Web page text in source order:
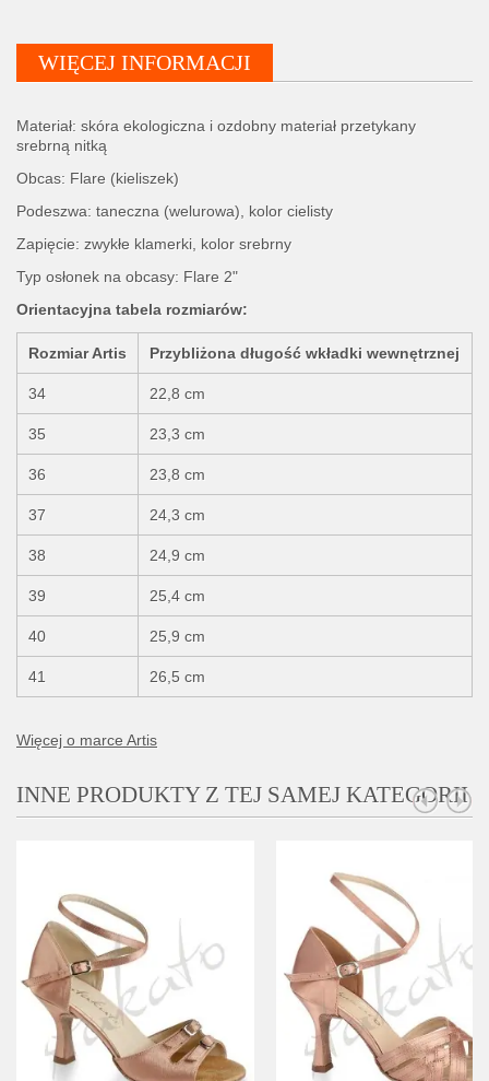
WIĘCEJ INFORMACJI
Materiał: skóra ekologiczna i ozdobny materiał przetykany
srebrną nitką
Obcas: Flare (kieliszek)
Podeszwa: taneczna (welurowa), kolor cielisty
Zapięcie: zwykłe klamerki, kolor srebrny
Typ osłonek na obcasy: Flare 2"
Orientacyjna tabela rozmiarów:
Rozmiar Artis Przybliżona długość wkładki wewnętrznej
34 22,8 cm
35 23,3 cm
36 23,8 cm
37 24,3 cm
38 24,9 cm
39 25,4 cm
40 25,9 cm
41 26,5 cm
Więcej o marce Artis
INNE PRODUKTY Z TEJ SAMEJ KATEGORII